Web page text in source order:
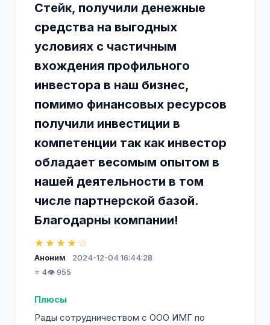
Стейк, получили денежные
средства на выгодных
условиях с частичным
вхождения профильного
инвестора в наш бизнес,
помимо финансовых ресурсов
получили инвестиции в
компетенции так как инвестор
обладает весомым опытом в
нашей деятельности в том
числе партнерской базой.
Благодарны компании!
★★★★☆
Аноним
2024-12-04 16:44:28
⭐ 4👁️ 955
Плюсы
Рады сотрудничеством с ООО ИМГ по